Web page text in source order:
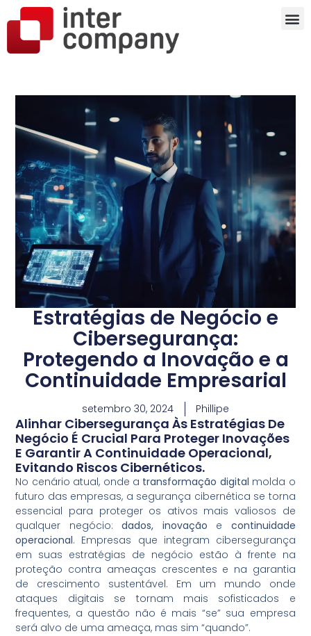
Estratégias de Negócio e
Cibersegurança:
Protegendo a Inovação e a
Continuidade Empresarial
setembro 30, 2024 Phillipe
Alinhar Cibersegurança Às Estratégias De
Negócio É Crucial Para Proteger Inovações
E Garantir A Continuidade Operacional,
Evitando Riscos Cibernéticos.
No cenário atual, onde a transformação digital molda o
futuro das empresas, a segurança cibernética se torna
essencial para proteger os ativos mais valiosos de
qualquer negócio:dados, inovação e continuidade
operacional. Empresas que integram cibersegurança
em suas estratégias de negócio estão à frente na
proteção contra ameaças crescentes e na garantia
de crescimento sustentável. Em um mundo onde
ataques digitais se tornam mais sofisticados e
frequentes, a questão não é mais “se” sua empresa
será alvo de uma ameaça, mas sim “quando”.